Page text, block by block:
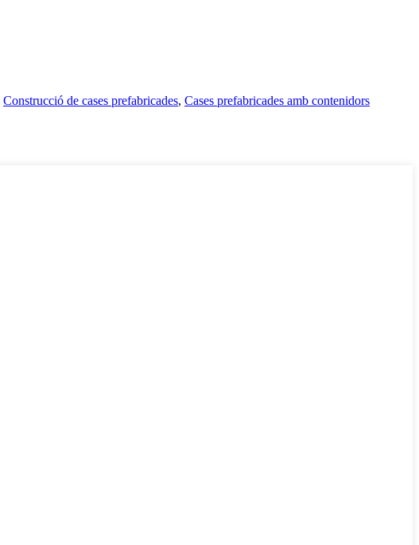
Construcció de cases prefabricades, Cases prefabricades amb contenidors